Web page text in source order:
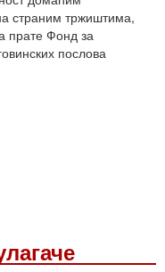
страним тржиштима,
прате Фонд за
послова